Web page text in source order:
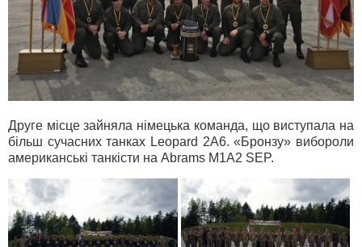
Друге місце зайняла німецька команда, що виступала на
більш сучасних танках Leopard 2A6. «Бронзу» вибороли
американські танкісти на Abrams M1A2 SEP.